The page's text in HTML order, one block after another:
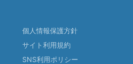
個人情報保護方針
サイト利用規約
SNS利用ポリシー